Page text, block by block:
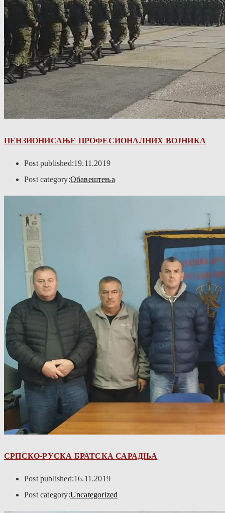
ПЕНЗИОНИСАЊЕ ПРОФЕСИОНАЛНИХ ВОЈНИКА
Post published:19.11.2019
Post category:Обавештења
СРПСКО-РУСКА БРАТСКА САРАДЊА
Post published:16.11.2019
Post category:Uncategorized